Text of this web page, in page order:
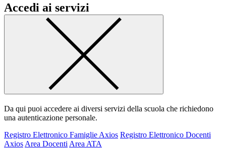
Accedi ai servizi
Da qui puoi accedere ai diversi servizi della scuola che richiedono
una autenticazione personale.
Registro Elettronico Famiglie Axios Registro Elettronico Docenti
Axios Area Docenti Area ATA